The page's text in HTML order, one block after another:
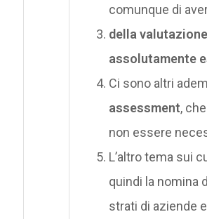
comunque di
della
assolutamente
Ci sono altri
assessment,
non essere
L’altro tema sui
quindi la nomina
strati di aziende